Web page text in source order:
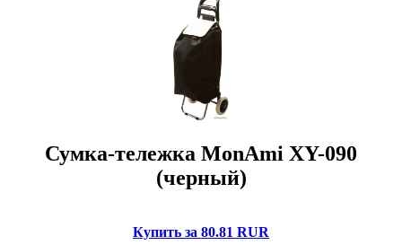
Сумка-тележка MonAmi XY-090
(черный)
Купить за 80.81 RUR